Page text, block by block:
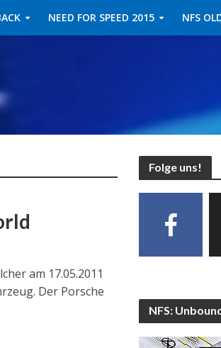
NEED FOR SPEED 2015 NFS
am 17.05.2011
Der Porsche
Folge uns!
NFS: